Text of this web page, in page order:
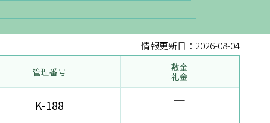
情報更新日：2026-08-04
管理番号
敷金
礼金
K-188 ─
─